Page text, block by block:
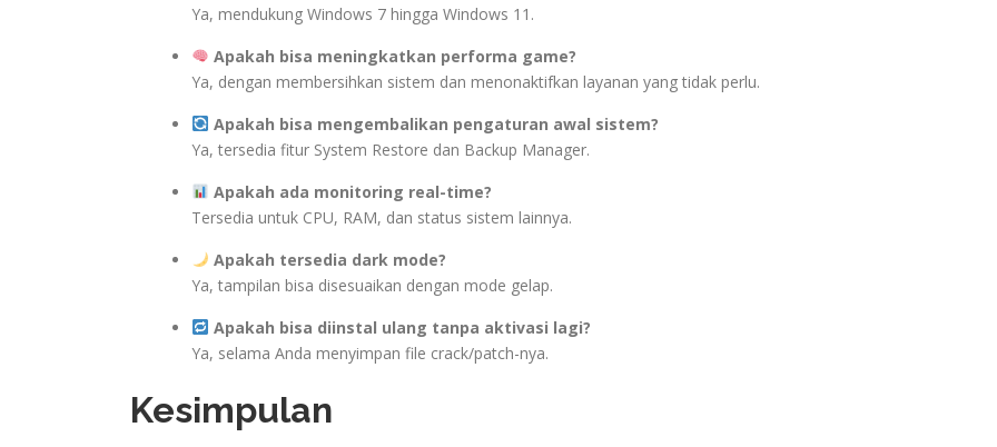
Ya, mendukung Windows 7 hingga Windows 11.
Apakah bisa meningkatkan performa game?
Ya, dengan membersihkan sistem dan menonaktifkan layanan yang tidak perlu.
Apakah bisa mengembalikan pengaturan awal sistem?
Ya, tersedia fitur System Restore dan Backup Manager.
Apakah ada monitoring real-time?
Tersedia untuk CPU, RAM, dan status sistem lainnya.
Apakah tersedia dark mode?
Ya, tampilan bisa disesuaikan dengan mode gelap.
Apakah bisa diinstal ulang tanpa aktivasi lagi?
Ya, selama Anda menyimpan file crack/patch-nya.
Kesimpulan